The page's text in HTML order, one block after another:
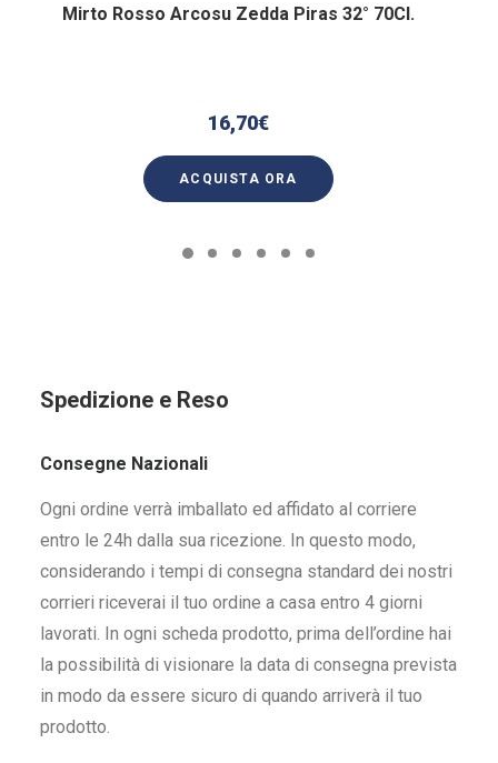
Mirto Rosso Arcosu Zedda Piras 32° 70Cl.
16,70€
ACQUISTA ORA
Spedizione e Reso
Consegne Nazionali
Ogni ordine verrà imballato ed affidato al corriere
entro le 24h dalla sua ricezione. In questo modo,
considerando i tempi di consegna standard dei nostri
corrieri riceverai il tuo ordine a casa entro 4 giorni
lavorati. In ogni scheda prodotto, prima dell’ordine hai
la possibilità di visionare la data di consegna prevista
in modo da essere sicuro di quando arriverà il tuo
prodotto.